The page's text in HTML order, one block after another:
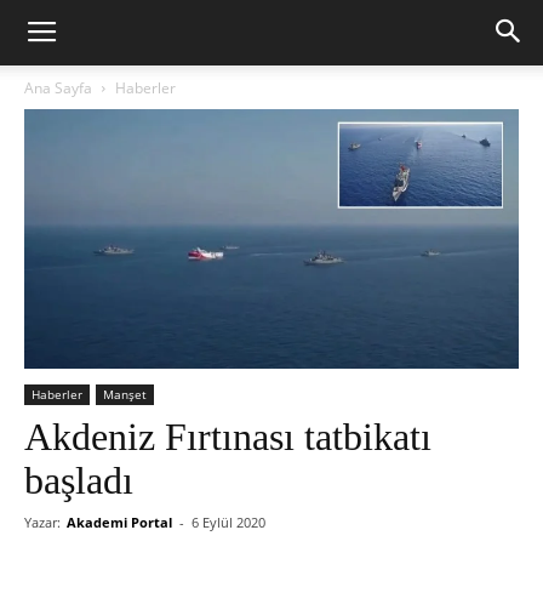
Ana Sayfa Haberler
Haberler Manşet
Akdeniz Fırtınası tatbikatı
başladı
Yazar: Akademi Portal - 6 Eylül 2020